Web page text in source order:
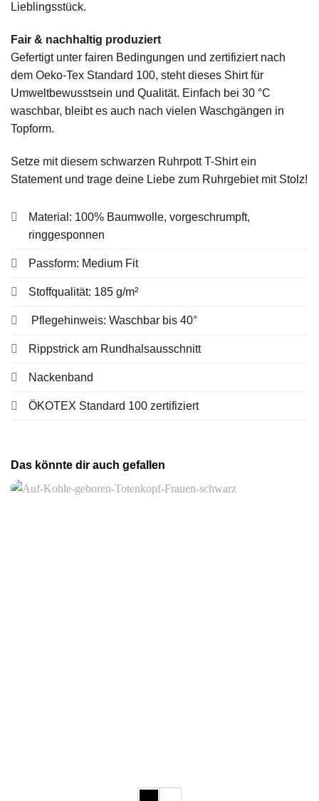
Lieblingsstück.
Fair & nachhaltig produziert
Gefertigt unter fairen Bedingungen und zertifiziert nach
dem Oeko-Tex Standard 100, steht dieses Shirt für
Umweltbewusstsein und Qualität. Einfach bei 30 °C
waschbar, bleibt es auch nach vielen Waschgängen in
Topform.
Setze mit diesem schwarzen Ruhrpott T-Shirt ein
Statement und trage deine Liebe zum Ruhrgebiet mit Stolz!
Material: 100% Baumwolle, vorgeschrumpft,
ringgesponnen
Passform: Medium Fit
Stoffqualität: 185 g/m²
Pflegehinweis: Waschbar bis 40°
Rippstrick am Rundhalsausschnitt
Nackenband
ÖKOTEX Standard 100 zertifiziert
Das könnte dir auch gefallen